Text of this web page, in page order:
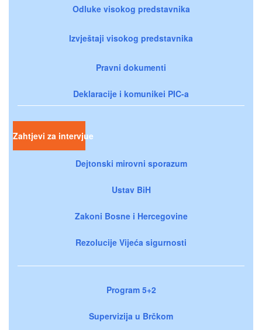
Odluke visokog predstavnika
Izvještaji visokog predstavnika
Pravni dokumenti
Deklaracije i komunikei PIC-a
Zahtjevi za intervjue
Dejtonski mirovni sporazum
Ustav BiH
Zakoni Bosne i Hercegovine
Rezolucije Vijeća sigurnosti
Program 5+2
Supervizija u Brčkom